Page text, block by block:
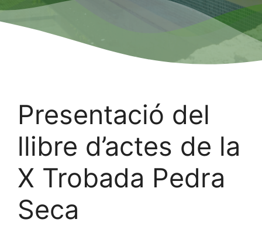
Presentació del
llibre d’actes de la
X Trobada Pedra
Seca